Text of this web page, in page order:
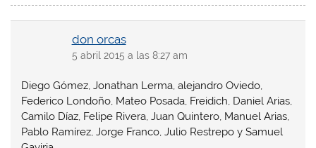
don orcas
5 abril 2015 a las 8:27 am
Diego Gómez, Jonathan Lerma, alejandro Oviedo,
Federico Londoño, Mateo Posada, Freidich, Daniel Arias,
Camilo Díaz, Felipe Rivera, Juan Quintero, Manuel Arias,
Pablo Ramírez, Jorge Franco, Julio Restrepo y Samuel